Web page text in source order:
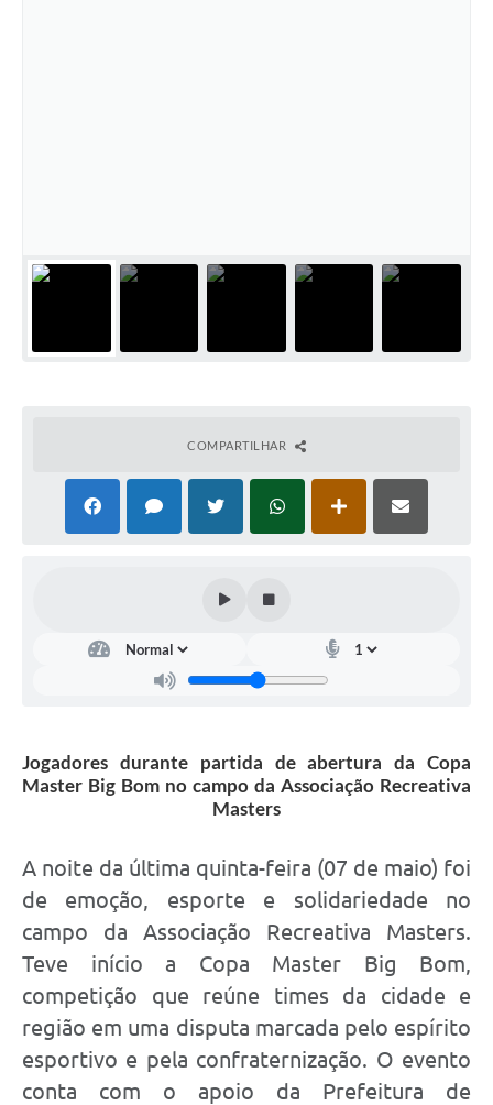
COMPARTILHAR
Jogadores durante partida de abertura da Copa
Master Big Bom no campo da Associação Recreativa
Masters
A noite da última quinta-feira (07 de maio) foi
de emoção, esporte e solidariedade no
campo da Associação Recreativa Masters.
Teve início a Copa Master Big Bom,
competição que reúne times da cidade e
região em uma disputa marcada pelo espírito
esportivo e pela confraternização. O evento
conta com o apoio da Prefeitura de